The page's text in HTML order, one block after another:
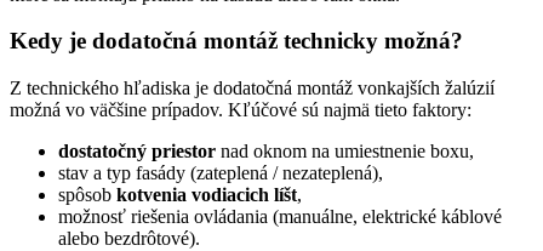
Kedy je dodatočná montáž technicky možná?
Z technického hľadiska je dodatočná montáž vonkajších žalúzií
možná vo väčšine prípadov. Kľúčové sú najmä tieto faktory:
dostatočný priestor nad oknom na umiestnenie boxu,
stav a typ fasády (zateplená / nezateplená),
spôsob kotvenia vodiacich líšt,
možnosť riešenia ovládania (manuálne, elektrické káblové
alebo bezdrôtové).